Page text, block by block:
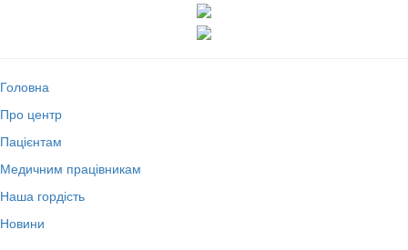
Головна
Про центр
Пацієнтам
Медичним працівникам
Наша гордість
Новини